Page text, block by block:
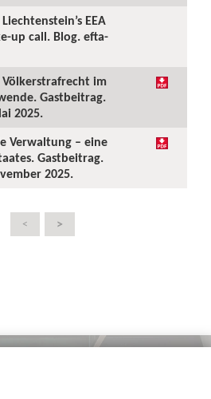
EEA
up call. Blog. efta-
Völkerstrafrecht im
Gastbeitrag.
2025.
Verwaltung – eine
Gastbeitrag.
2025.
< >